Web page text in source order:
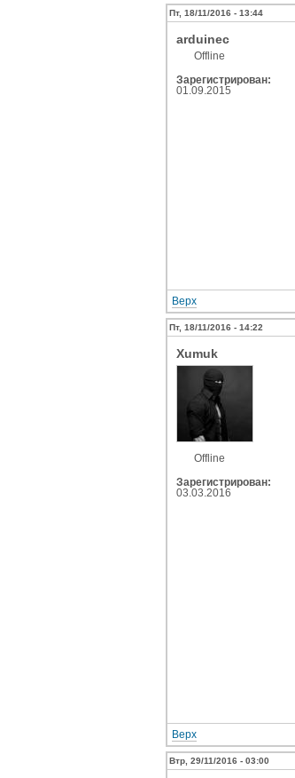
Пт, 18/11/2016 - 13:44
arduinec
Offline
Зарегистрирован:
01.09.2015
Верх
Пт, 18/11/2016 - 14:22
Xumuk
Offline
Зарегистрирован:
03.03.2016
Верх
Втр, 29/11/2016 - 03:00